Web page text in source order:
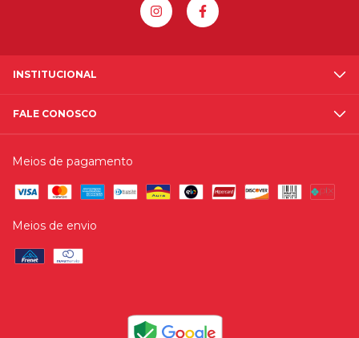
INSTITUCIONAL
FALE CONOSCO
Meios de pagamento
Meios de envio